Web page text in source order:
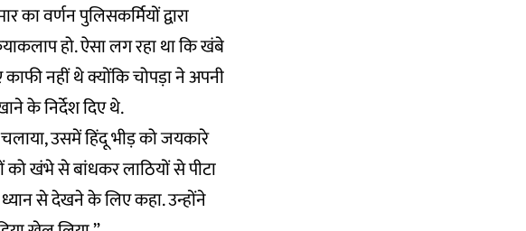
का वर्णन पुलिसकर्मियों द्वारा
हो. ऐसा लग रहा था कि खंबे
नहीं थे क्योंकि चोपड़ा ने अपनी
के निर्देश दिए थे.
उसमें हिंदू भीड़ को जयकारे
खंभे से बांधकर लाठियों से पीटा
से देखने के लिए कहा. उन्होंने